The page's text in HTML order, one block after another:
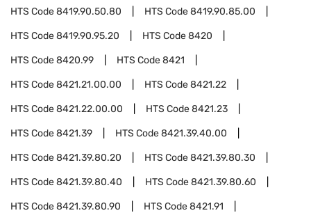
HTS Code8419.90.50.80 HTS Code8419.90.85.00
HTS Code8419.90.95.20 HTS Code8420
HTS Code8420.99 HTS Code8421
HTS Code8421.21.00.00 HTS Code8421.22
HTS Code8421.22.00.00 HTS Code8421.23
HTS Code8421.39 HTS Code8421.39.40.00
HTS Code8421.39.80.20 HTS Code8421.39.80.30
HTS Code8421.39.80.40 HTS Code8421.39.80.60
HTS Code8421.39.80.90 HTS Code8421.91